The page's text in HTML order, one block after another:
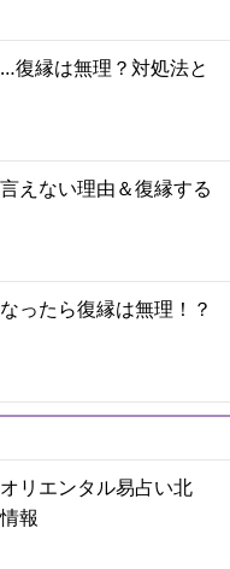
復縁は無理？対処法と
えない理由＆復縁する
ったら復縁は無理！？
リエンタル易占い北
報